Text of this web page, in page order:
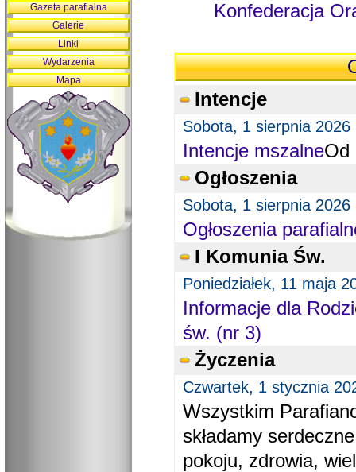
Konfederacja
Intencje
Sobota, 1 sierpnia 2026
Intencje mszalneOd
Ogłoszenia
Sobota, 1 sierpnia 2026
Ogłoszenia
I Komunia Św.
Poniedziałek, 11 maja
Informacje dla
św. (nr 3)
Życzenia
Czwartek, 1 stycznia
Wszystkim
składamy
pokoju, zdrowia,
Gazeta parafialna
Galerie
Linki
Wydarzenia
Mapa